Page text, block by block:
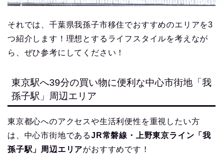
それでは、千葉県我孫子市移住でおすすめのエリアを3
つ紹介します！理想とするライフスタイルを考えなが
ら、ぜひ参考にしてください！
東京駅へ39分の買い物に便利な中心市街地「我
孫子駅」周辺エリア
東京都心へのアクセスや生活利便性を重視したい方
は、中心市街地であるJR常磐線・上野東京ライン「我
孫子駅」周辺エリアがおすすめです！